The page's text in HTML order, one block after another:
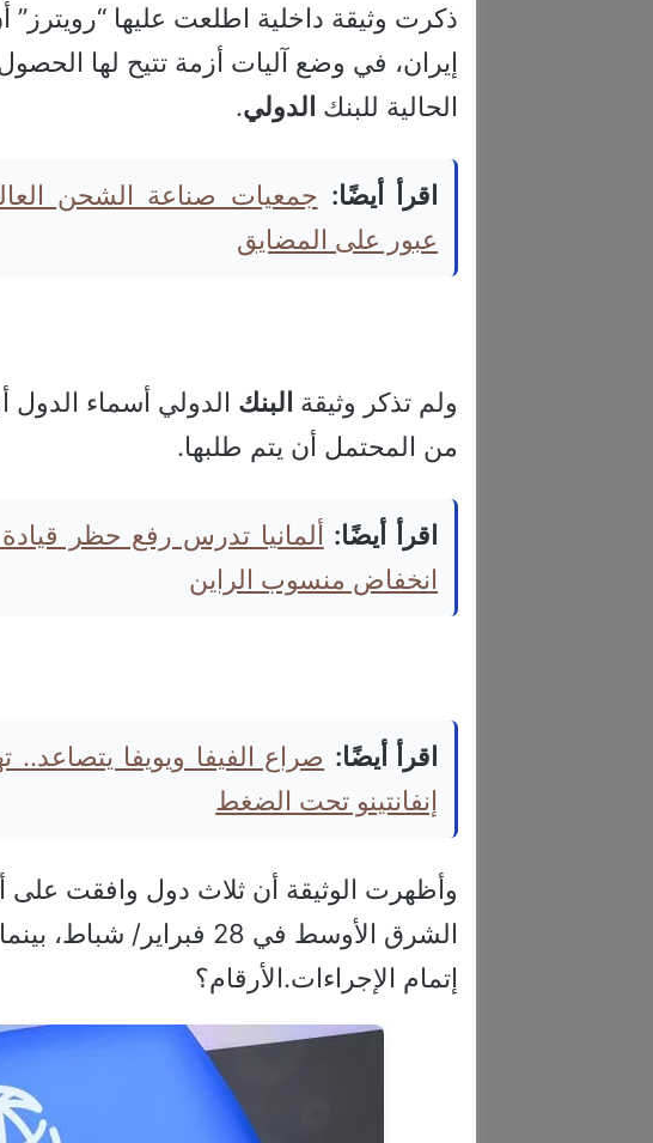
ذكرت وثيقة داخلية اطلعت عليها “رويترز” أن
إيران، في وضع آليات أزمة تتيح لها
الحالية للبنك الدولي.
اقرأ أيضًا: جمعيات صناعة الشحن
عبور على المضايق
ولم تذكر وثيقة البنك الدولي أسماء الدول
من المحتمل أن يتم طلبها.
اقرأ أيضًا: ألمانيا تدرس رفع حظر
انخفاض منسوب الراين
اقرأ أيضًا: صراع الفيفا ويويفا
إنفانتينو تحت الضغط
وأظهرت الوثيقة أن ثلاث دول وافقت على
الشرق الأوسط في 28
إتمام الإجراءات.الأرقام؟